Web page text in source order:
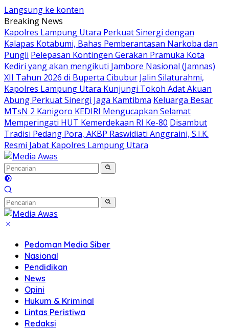
Langsung ke konten
Breaking News
Kapolres Lampung Utara Perkuat Sinergi dengan
Kalapas Kotabumi, Bahas Pemberantasan Narkoba dan
Pungli Pelepasan Kontingen Gerakan Pramuka Kota
Kediri yang akan mengikuti Jambore Nasional (Jamnas)
XII Tahun 2026 di Buperta Cibubur Jalin Silaturahmi,
Kapolres Lampung Utara Kunjungi Tokoh Adat Akuan
Abung Perkuat Sinergi Jaga Kamtibma Keluarga Besar
MTsN 2 Kanigoro KEDIRI Mengucapkan Selamat
Memperingati HUT Kemerdekaan RI Ke-80 Disambut
Tradisi Pedang Pora, AKBP Raswidiati Anggraini, S.I.K.
Resmi Jabat Kapolres Lampung Utara
Pedoman Media Siber
Nasional
Pendidikan
News
Opini
Hukum & Kriminal
Lintas Peristiwa
Redaksi